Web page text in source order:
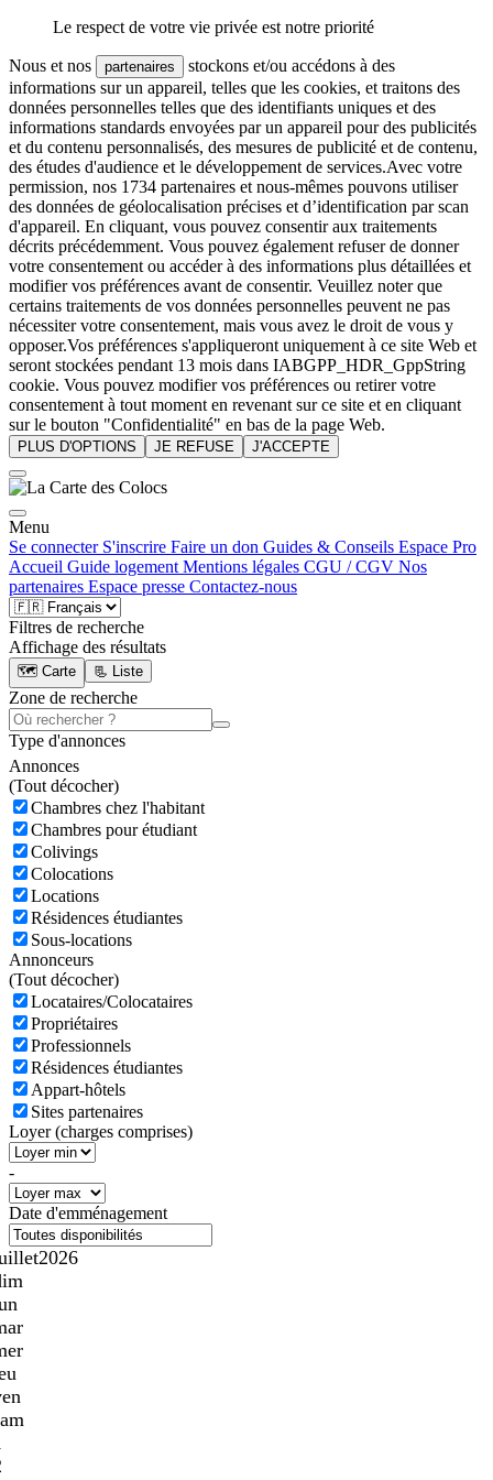
Le respect de votre vie privée est notre priorité
Nous et nos partenaires
stockons et/ou accédons à des
informations sur un appareil, telles que les cookies, et traitons des
données personnelles telles que des identifiants uniques et des
informations standards envoyées par un appareil pour des publicités
et du contenu personnalisés, des mesures de publicité et de contenu,
des études d'audience et le développement de services.Avec votre
permission, nos 1734 partenaires et nous-mêmes pouvons utiliser
des données de géolocalisation précises et d’identification par scan
d'appareil. En cliquant, vous pouvez consentir aux traitements
décrits précédemment. Vous pouvez également refuser de donner
votre consentement ou accéder à des informations plus détaillées et
modifier vos préférences avant de consentir. Veuillez noter que
certains traitements de vos données personnelles peuvent ne pas
nécessiter votre consentement, mais vous avez le droit de vous y
opposer.Vos préférences s'appliqueront uniquement à ce site Web et
seront stockées pendant 13 mois dans IABGPP_HDR_GppString
cookie. Vous pouvez modifier vos préférences ou retirer votre
consentement à tout moment en revenant sur ce site et en cliquant
sur le bouton "Confidentialité" en bas de la page Web.
PLUS D'OPTIONS JE REFUSE J'ACCEPTE
Menu
Se connecter S'inscrire Faire un don Guides & Conseils Espace Pro
Accueil Guide logement Mentions légales CGU / CGV Nos
partenaires Espace presse Contactez-nous
Filtres de recherche
Affichage des résultats
🗺️ Carte 📃 Liste
Zone de recherche
Type d'annonces
Annonces
(Tout décocher)
Chambres chez l'habitant
Chambres pour étudiant
Colivings
Colocations
Locations
Résidences étudiantes
Sous-locations
Annonceurs
(Tout décocher)
Locataires/Colocataires
Propriétaires
Professionnels
Résidences étudiantes
Appart-hôtels
Sites partenaires
Loyer (charges comprises)
-
Date d'emménagement
2026